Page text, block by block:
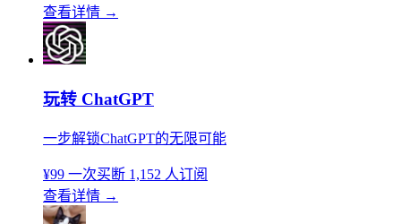
查看详情 →
玩转 ChatGPT
一步解锁ChatGPT的无限可能
¥99 一次买断 1,152 人订阅
查看详情 →